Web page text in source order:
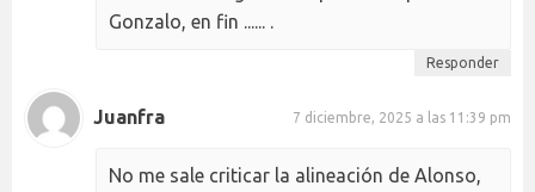
Gonzalo, en fin ...... .
Responder
Juanfra 7 diciembre, 2025 a las 11:39 pm
No me sale criticar la alineación de Alonso,